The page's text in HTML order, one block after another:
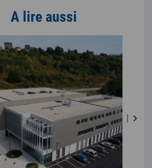
A lire aussi